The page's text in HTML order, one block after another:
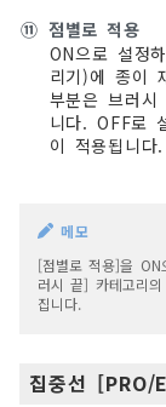
⑪ 점별로 적용
ON으로 설정
리기)에 종이
부분은 브러
니다. OFF로
이 적용됩니다.
메모
[점별로 적용]을
러시 끝] 카테고리
집니다.
집중선 [PRO/